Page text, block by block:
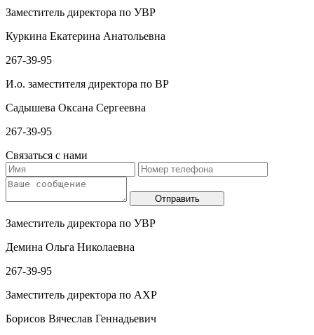
Заместитель директора по УВР
Куркина Екатерина Анатольевна
267-39-95
И.о. заместителя директора по ВР
Садышева Оксана Сергеевна
267-39-95
Связаться с нами
Заместитель директора по УВР
Демина Ольга Николаевна
267-39-95
Заместитель директора по АХР
Борисов Вячеслав Геннадьевич